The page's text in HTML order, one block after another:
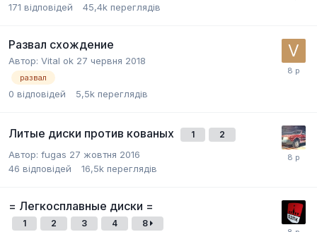
171 відповідей 45,4k переглядів
Развал схождение
Автор: Vital ok 27 червня 2018
развал
0 відповідей 5,5k переглядів
Литые диски против кованых 1 2
Автор: fugas 27 жовтня 2016
46 відповідей 16,5k переглядів
= Легкосплавные диски =
1 2 3 4 8